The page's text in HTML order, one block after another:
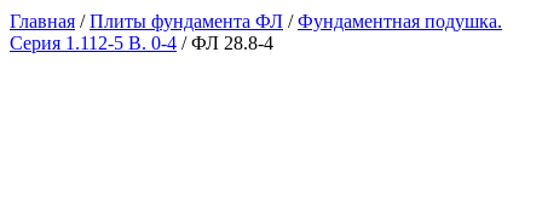
Главная /Плиты фундамента ФЛ /Фундаментная подушка.
Серия 1.112-5 В. 0-4 / ФЛ 28.8-4